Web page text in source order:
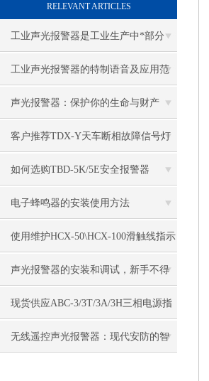
RELEVANT ARTICLES
工业声光报警器是工业生产中*部分
工业声光报警器的特制语音及应用范
围
声光报警器：保护你的生命与财产
客户推荐TDX-Y天车断相故障信号灯
如何选购TBD-5K/5E安全报警器
电子蜂鸣器的安装使用方法
使用维护HCX-50\HCX-100滑触线指示
灯
声光报警器的安装和调试，新手不得
不看！
现货供应ABC-3/3T/3A/3H三相电源指
示灯
无线遥控声光报警器：现代安防的智